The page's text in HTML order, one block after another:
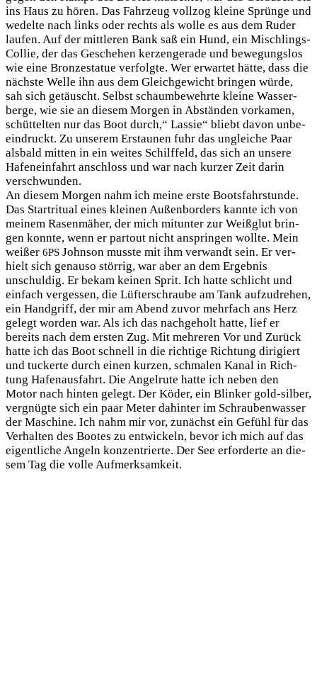
ins Haus zu hören. Das Fahr­zeug voll­zog klei­ne Sprün­ge und
wedel­te nach links oder rechts als wol­le es aus dem Ruder
lau­fen. Auf der mitt­le­ren Bank saß ein Hund, ein Misch­lings-
Col­lie, der das Gesche­hen ker­zen­ge­ra­de und bewe­gungs­los
wie eine Bron­ze­sta­tue ver­folg­te. Wer erwar­tet hät­te, dass die
nächs­te Wel­le ihn aus dem Gleich­ge­wicht brin­gen wür­de,
sah sich getäuscht. Selbst schaum­be­wehr­te klei­ne Was­ser­
ber­ge, wie sie an die­sem Mor­gen in Abstän­den vor­ka­men,
schüt­tel­ten nur das Boot durch,“ Las­sie“ bliebt davon unbe­
ein­druckt. Zu unse­rem Erstau­nen fuhr das unglei­che Paar
als­bald mit­ten in ein wei­tes Schilf­feld, das sich an unse­re
Hafen­ein­fahrt anschloss und war nach kur­zer Zeit dar­in
verschwunden.
An die­sem Mor­gen nahm ich mei­ne ers­te Boots­fahr­stun­de.
Das Start­ri­tu­al eines klei­nen Außen­bor­ders kann­te ich von
mei­nem Rasen­mä­her, der mich mit­un­ter zur Weiß­glut brin­
gen konn­te, wenn er par­tout nicht ansprin­gen woll­te. Mein
wei­ßer 6PS John­son muss­te mit ihm ver­wandt sein. Er ver­
hielt sich genau­so stör­rig, war aber an dem Ergeb­nis
unschul­dig. Er bekam kei­nen Sprit. Ich hat­te schlicht und
ein­fach ver­ges­sen, die Lüf­ter­schrau­be am Tank auf­zu­dre­hen,
ein Hand­griff, der mir am Abend zuvor mehr­fach ans Herz
gelegt wor­den war. Als ich das nach­ge­holt hat­te, lief er
bereits nach dem ers­ten Zug. Mit meh­re­ren Vor und Zurück
hat­te ich das Boot schnell in die rich­ti­ge Rich­tung diri­giert
und tucker­te durch einen kur­zen, schma­len Kanal in Rich­
tung Hafen­aus­fahrt. Die Angel­ru­te hat­te ich neben den
Motor nach hin­ten gelegt. Der Köder, ein Blin­ker gold-sil­ber,
ver­gnüg­te sich ein paar Meter dahin­ter im Schrau­ben­was­ser
der Maschi­ne. Ich nahm mir vor, zunächst ein Gefühl für das
Ver­hal­ten des Boo­tes zu ent­wi­ckeln, bevor ich mich auf das
eigent­li­che Angeln kon­zen­trier­te. Der See erfor­der­te an die­
sem Tag die vol­le Aufmerksamkeit.